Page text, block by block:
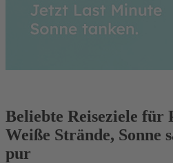
Beliebte Reiseziele für
Weiße Strände, Sonne
pur